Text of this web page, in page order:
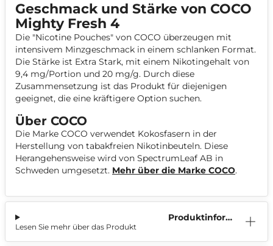
Geschmack und Stärke von COCO
Mighty Fresh 4
Die "Nicotine Pouches" von COCO überzeugen mit
intensivem Minzgeschmack in einem schlanken Format.
Die Stärke ist Extra Stark, mit einem Nikotingehalt von
9,4 mg/Portion und 20 mg/g. Durch diese
Zusammensetzung ist das Produkt für diejenigen
geeignet, die eine kräftigere Option suchen.
Über COCO
Die Marke COCO verwendet Kokosfasern in der
Herstellung von tabakfreien Nikotinbeuteln. Diese
Herangehensweise wird von SpectrumLeaf AB in
Schweden umgesetzt. Mehr über die Marke COCO.
Produktinform
Lesen Sie mehr über das Produkt